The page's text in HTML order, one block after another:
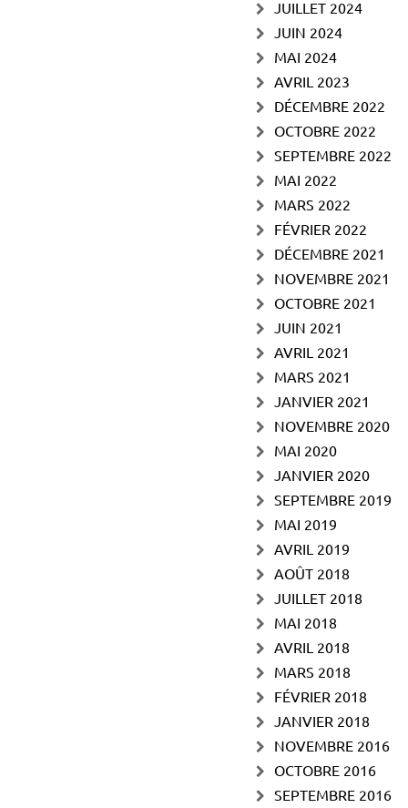
JUILLET 2024
JUIN 2024
MAI 2024
AVRIL 2023
DÉCEMBRE 2022
OCTOBRE 2022
SEPTEMBRE 2022
MAI 2022
MARS 2022
FÉVRIER 2022
DÉCEMBRE 2021
NOVEMBRE 2021
OCTOBRE 2021
JUIN 2021
AVRIL 2021
MARS 2021
JANVIER 2021
NOVEMBRE 2020
MAI 2020
JANVIER 2020
SEPTEMBRE 2019
MAI 2019
AVRIL 2019
AOÛT 2018
JUILLET 2018
MAI 2018
AVRIL 2018
MARS 2018
FÉVRIER 2018
JANVIER 2018
NOVEMBRE 2016
OCTOBRE 2016
SEPTEMBRE 2016